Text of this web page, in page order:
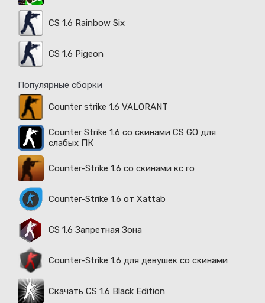
CS 1.6 Rainbow Six
CS 1.6 Pigeon
Популярные сборки
Counter strike 1.6 VALORANT
Counter Strike 1.6 со скинами CS GO для
слабых ПК
Counter-Strike 1.6 со скинами кс го
Counter-Strike 1.6 от Xattab
CS 1.6 Запретная Зона
Counter-Strike 1.6 для девушек со скинами
Скачать CS 1.6 Black Edition